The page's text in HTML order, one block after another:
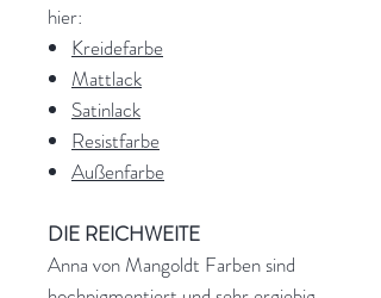
hier:
Kreidefarbe
Mattlack
Satinlack
Resistfarbe
Außenfarbe
DIE REICHWEITE
Anna von Mangoldt Farben sind